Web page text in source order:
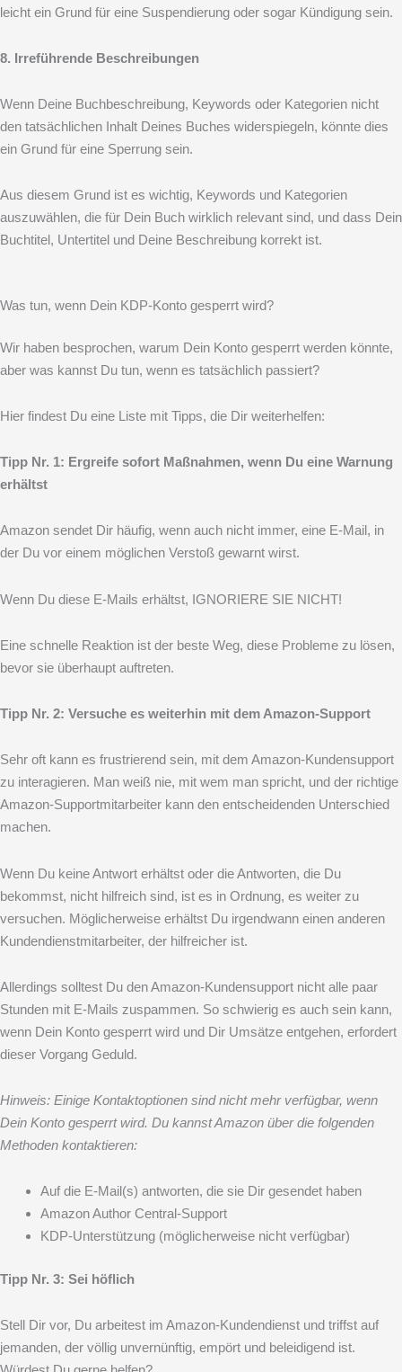
leicht ein Grund für eine Suspendierung oder sogar Kündigung sein.
8. Irreführende Beschreibungen
Wenn Deine Buchbeschreibung, Keywords oder Kategorien nicht
den tatsächlichen Inhalt Deines Buches widerspiegeln, könnte dies
ein Grund für eine Sperrung sein.
Aus diesem Grund ist es wichtig, Keywords und Kategorien
auszuwählen, die für Dein Buch wirklich relevant sind, und dass Dein
Buchtitel, Untertitel und Deine Beschreibung korrekt ist.
Was tun, wenn Dein KDP-Konto gesperrt wird?
Wir haben besprochen, warum Dein Konto gesperrt werden könnte,
aber was kannst Du tun, wenn es tatsächlich passiert?
Hier findest Du eine Liste mit Tipps, die Dir weiterhelfen:
Tipp Nr. 1: Ergreife sofort Maßnahmen, wenn Du eine Warnung
erhältst
Amazon sendet Dir häufig, wenn auch nicht immer, eine E-Mail, in
der Du vor einem möglichen Verstoß gewarnt wirst.
Wenn Du diese E-Mails erhältst, IGNORIERE SIE NICHT!
Eine schnelle Reaktion ist der beste Weg, diese Probleme zu lösen,
bevor sie überhaupt auftreten.
Tipp Nr. 2: Versuche es weiterhin mit dem Amazon-Support
Sehr oft kann es frustrierend sein, mit dem Amazon-Kundensupport
zu interagieren. Man weiß nie, mit wem man spricht, und der richtige
Amazon-Supportmitarbeiter kann den entscheidenden Unterschied
machen.
Wenn Du keine Antwort erhältst oder die Antworten, die Du
bekommst, nicht hilfreich sind, ist es in Ordnung, es weiter zu
versuchen. Möglicherweise erhältst Du irgendwann einen anderen
Kundendienstmitarbeiter, der hilfreicher ist.
Allerdings solltest Du den Amazon-Kundensupport nicht alle paar
Stunden mit E-Mails zuspammen. So schwierig es auch sein kann,
wenn Dein Konto gesperrt wird und Dir Umsätze entgehen, erfordert
dieser Vorgang Geduld.
Hinweis: Einige Kontaktoptionen sind nicht mehr verfügbar, wenn
Dein Konto gesperrt wird. Du kannst Amazon über die folgenden
Methoden kontaktieren:
Auf die E-Mail(s) antworten, die sie Dir gesendet haben
Amazon Author Central-Support
KDP-Unterstützung (möglicherweise nicht verfügbar)
Tipp Nr. 3: Sei höflich
Stell Dir vor, Du arbeitest im Amazon-Kundendienst und triffst auf
jemanden, der völlig unvernünftig, empört und beleidigend ist.